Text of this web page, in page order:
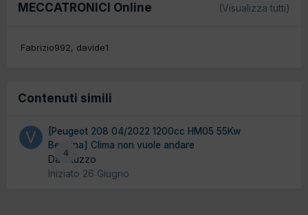
MECCATRONICI Online (Visualizza tutti)
Fabrizio992 davide1
Contenuti simili
4
[Peugeot 208 04/2022 1200cc HM05 55Kw
Benzina] Clima non vuole andare
Da vituzzo
Iniziato 26 Giugno